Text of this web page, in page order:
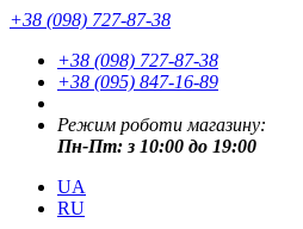
+38 (098) 727-87-38
+38 (098) 727-87-38
+38 (095) 847-16-89
Режим роботи магазину:
Пн-Пт: з 10:00 до 19:00
UA
RU